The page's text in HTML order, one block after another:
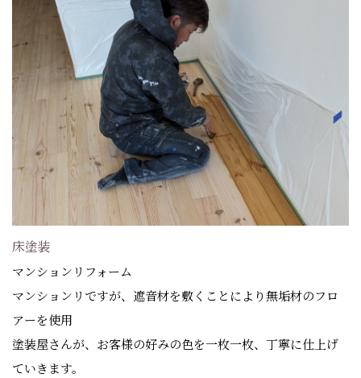
床塗装
マンションリフォーム
マンションリですが、遮音材を敷くことにより無垢材のフロ
アーを使用
塗装屋さんが、お客様の好みの色を一枚一枚、丁寧に仕上げ
ていきます。